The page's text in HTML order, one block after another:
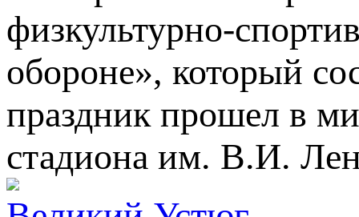
физкультурно-
обороне», который
праздник прошел в
стадиона им. В.И.